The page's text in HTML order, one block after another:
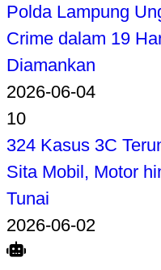
Polda Lampung
Crime dalam 19
Diamankan
2026-06-04
10
324 Kasus 3C
Sita Mobil, Motor
Tunai
2026-06-02